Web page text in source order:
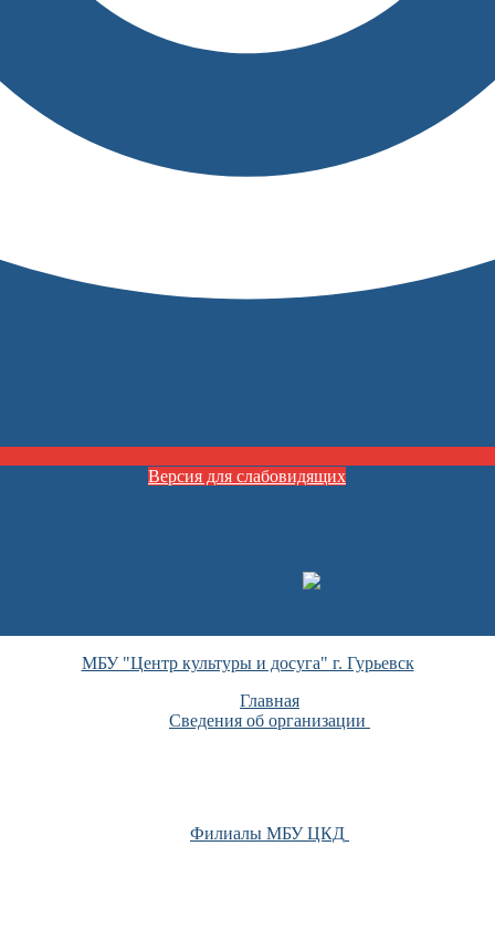
Версия для слабовидящих
МБУ "Центр культуры и досуга" г. Гурьевск
Главная
Сведения об организации
Филиалы МБУ ЦКД